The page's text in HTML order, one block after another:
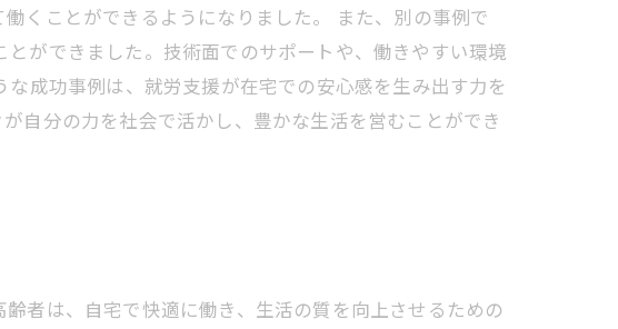
くことができるようになりました。 また、別の事例で
ができました。技術面でのサポートや、働きやすい環境
成功事例は、就労支援が在宅での安心感を生み出す力を
自分の力を社会で活かし、豊かな生活を営むことができ
者は、自宅で快適に働き、生活の質を向上させるための